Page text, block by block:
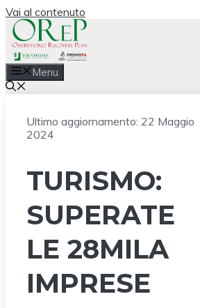
Vai al contenuto
Menu
Ultimo aggiornamento: 22 Maggio
2024
TURISMO:
SUPERATE
LE 28MILA
IMPRESE